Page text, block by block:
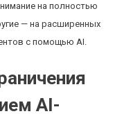
на полностью
— на расширенных
с помощью AI.
AI-